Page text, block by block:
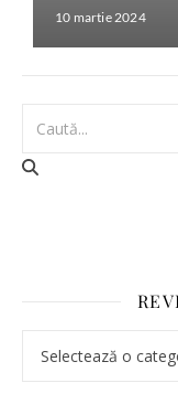
10 martie 2024